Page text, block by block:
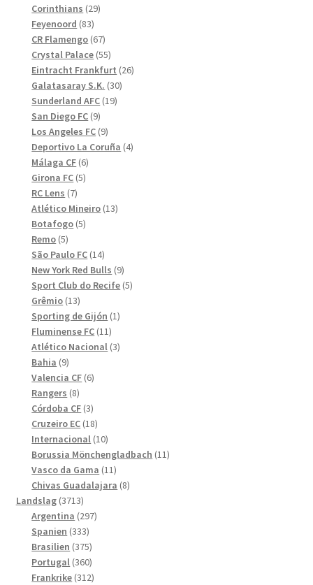
Corinthians 2929
Feyenoord 8383
produkter
CR Flamengo 6767
produkter
Crystal Palace 5555
produkter
Eintracht Frankfurt 2626
Galatasaray S.K. 3030
Sunderland AFC 1919
San Diego FC 99
produkter
Los Angeles FC 99
produkter
Deportivo La Coruña 44
Málaga CF 66
Girona FC 55
RC Lens 77
produkter
Atlético Mineiro 1313
Botafogo 55
Remo 55
produkter
São Paulo FC 1414
produkter
New York Red Bulls 99
produkter
Sport Club do Recife 55
Grêmio 1313
produkter
Sporting de Gijón 11
Fluminense FC 1111
produkter
Atlético Nacional 33
Bahia 99
produkter
Valencia CF 66
Rangers 88
produkter
Córdoba CF 33
produkter
Cruzeiro EC 1818
produkter
Internacional 1010
produkter
Borussia Mönchengladbach 1111
Vasco da Gama 1111
produkter
Chivas Guadalajara 88
Landslag 37133713
produkter
Argentina 297297
Spanien 333333
produkter
Brasilien 375375
produkter
Portugal 360360
produkter
Frankrike 312312